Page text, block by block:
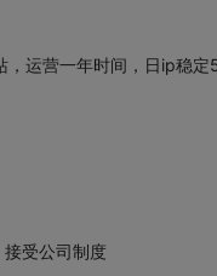
，运营一年时间，日ip稳
受公司制度